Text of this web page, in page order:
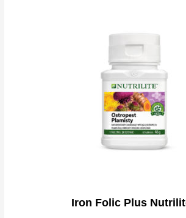
Iron Folic Plus